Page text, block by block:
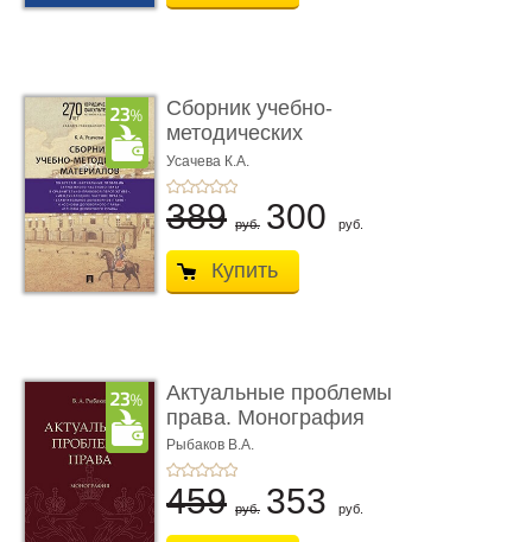
Сборник учебно-
методических
материалов по кур ...
Усачева К.А.
389 руб. 300 руб.
Купить
Актуальные проблемы
права. Монография
Рыбаков В.А.
459 руб. 353 руб.